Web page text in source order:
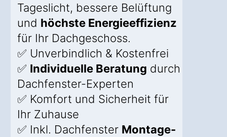
Tageslicht, bessere Belüftung
und höchste Energieeffizienz
für Ihr Dachgeschoss.
✅ Unverbindlich & Kostenfrei
✅ Individuelle Beratung durch
Dachfenster-Experten
✅ Komfort und Sicherheit für
Ihr Zuhause
✅ Inkl. Dachfenster Montage-